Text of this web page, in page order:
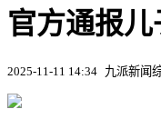
官方通报
2025-11-11 14:34 九派新闻